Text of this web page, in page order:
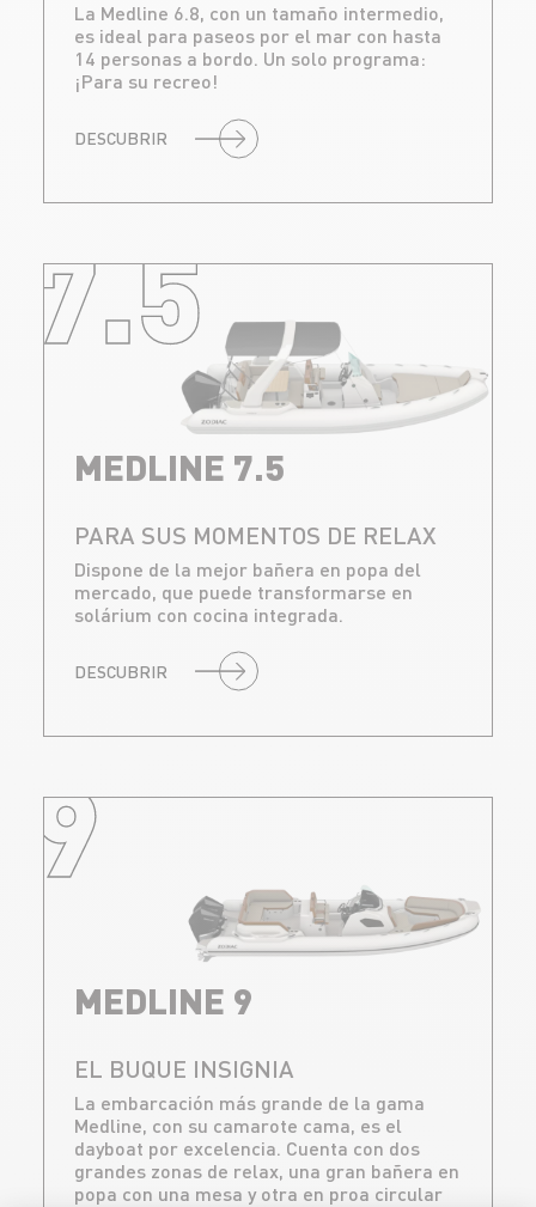
La Medline 6.8, con un tamaño intermedio,
es ideal para paseos por el mar con hasta
14 personas a bordo. Un solo programa:
¡Para su recreo!
DESCUBRIR
7.5
MEDLINE 7.5
PARA SUS MOMENTOS DE RELAX
Dispone de la mejor bañera en popa del
mercado, que puede transformarse en
solárium con cocina integrada.
DESCUBRIR
9
MEDLINE 9
EL BUQUE INSIGNIA
La embarcación más grande de la gama
Medline, con su camarote cama, es el
dayboat por excelencia. Cuenta con dos
grandes zonas de relax, una gran bañera en
popa con una mesa y otra en proa circular